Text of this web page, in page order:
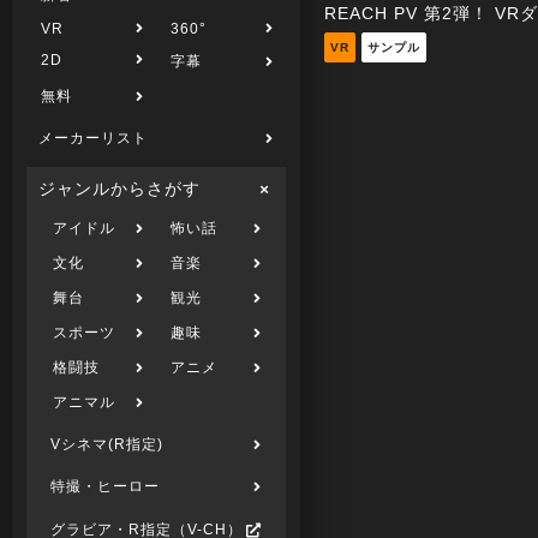
VR
360°
2D
字幕
無料
メーカーリスト
ジャンルからさがす
アイドル 怖い話
文化 音楽
舞台 観光
スポーツ 趣味
格闘技 アニメ
アニマル
Vシネマ(R指定)
特撮・ヒーロー
グラビア・R指定（V-CH）
VR サンプル